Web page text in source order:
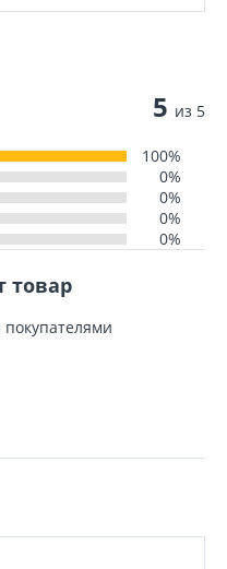
5 из 5
100%
0%
0%
0%
0%
товар